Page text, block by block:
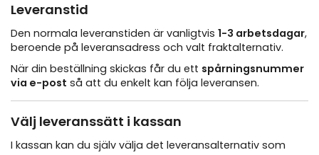
Leveranstid
Den normala leveranstiden är vanligtvis 1-3 arbetsdagar,
beroende på leveransadress och valt fraktalternativ.
När din beställning skickas får du ett spårningsnummer
via e-post så att du enkelt kan följa leveransen.
Välj leveranssätt i kassan
I kassan kan du själv välja det leveransalternativ som